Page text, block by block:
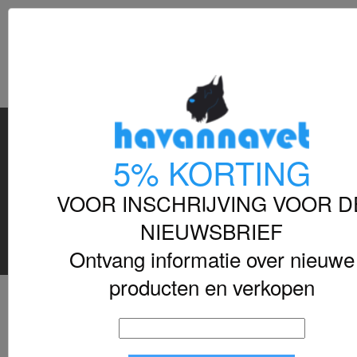
Veterinaire Ondersteuning
Kwaliteit En Veterinaire Kennis
Een Bewuste Keuze Voor Verantwoordelijke Eigenaren.
SPRAWDŹ
5% KORTING
VOOR INSCHRIJVING VOOR
NIEUWSBRIEF
Ontvang informatie over nieuwe
producten en verkopen
BEST VERKOCHTE PRODUCTEN
Verkopen, van hoog naar laag 